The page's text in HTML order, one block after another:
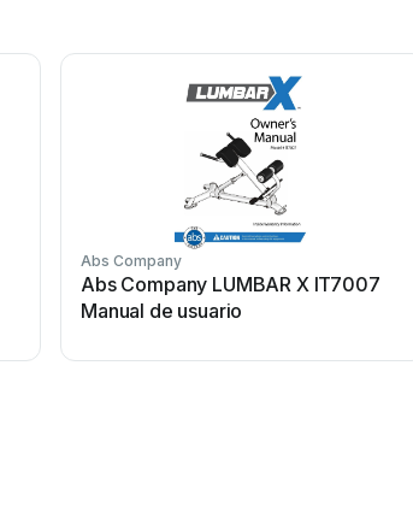
Abs Company
Abs Company LUMBAR X IT7007
Manual de usuario